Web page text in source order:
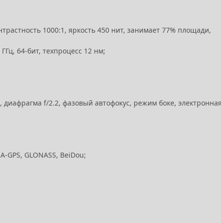
1000:1, яркость 450 нит, занимает 77% площади,
64-бит, техпроцесс 12 нм;
f/2.2, фазовый автофокус, режим боке,
GLONASS, BeiDou;